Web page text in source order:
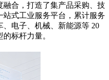
合，打造了集产品采购、技
式工业服务平台，累计服务
电子、机械、新能源等 20
标杆力量。